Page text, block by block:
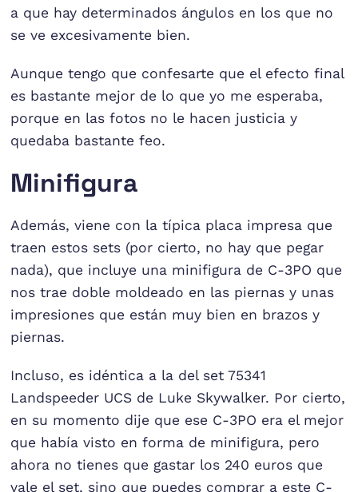
a que hay determinados ángulos en los que no
se ve excesivamente bien.
Aunque tengo que confesarte que el efecto final
es bastante mejor de lo que yo me esperaba,
porque en las fotos no le hacen justicia y
quedaba bastante feo.
Minifigura
Además, viene con la típica placa impresa que
traen estos sets (por cierto, no hay que pegar
nada), que incluye una minifigura de C-3PO que
nos trae doble moldeado en las piernas y unas
impresiones que están muy bien en brazos y
piernas.
Incluso, es idéntica a la del set 75341
Landspeeder UCS de Luke Skywalker. Por cierto,
en su momento dije que ese C-3PO era el mejor
que había visto en forma de minifigura, pero
ahora no tienes que gastar los 240 euros que
vale el set, sino que puedes comprar a este C-